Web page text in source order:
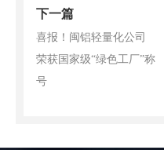
下一篇
喜报！闽铝轻量化公司
荣获国家级“绿色工厂”称
号